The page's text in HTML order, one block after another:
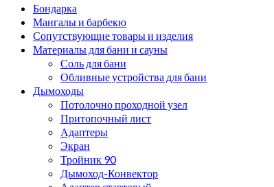
Бондарка
Мангалы и барбекю
Сопутствующие товары и изделия
Материалы для бани и сауны
Соль для бани
Обливные устройства для бани
Дымоходы
Потолочно проходной узел
Притопочный лист
Адаптеры
Экран
Тройник 90
Дымоход-Конвектор